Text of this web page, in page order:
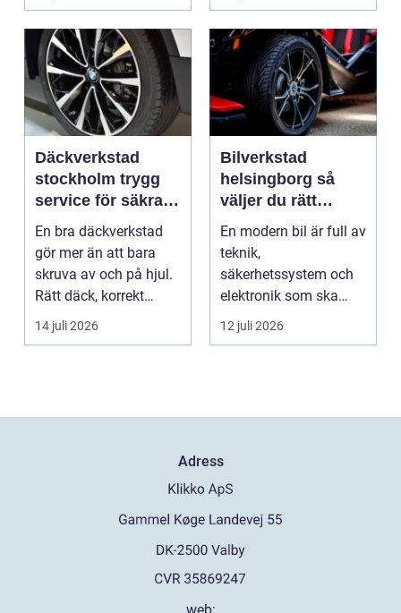
Däckverkstad
stockholm trygg
service för säkra
mil året runt
En bra däckverkstad
gör mer än att bara
skruva av och på hjul.
Rätt däck, korrekt
montering och rege...
14 juli 2026
Bilverkstad
helsingborg så
väljer du rätt
service för din bil
En modern bil är full av
teknik,
säkerhetssystem och
elektronik som ska
fungera tillsammans
varje da...
12 juli 2026
Adress